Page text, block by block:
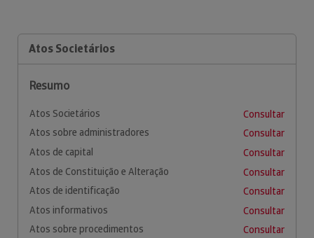
Atos Societários
Resumo
Atos Societários
Consultar
Atos sobre administradores
Consultar
Atos de capital
Consultar
Atos de Constituição e Alteração
Consultar
Atos de identificação
Consultar
Atos informativos
Consultar
Atos sobre procedimentos
Consultar